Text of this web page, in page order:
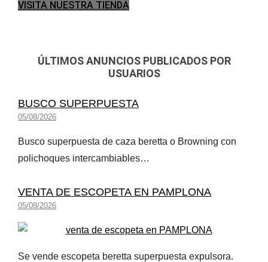
VISITA NUESTRA TIENDA
ÚLTIMOS ANUNCIOS PUBLICADOS POR
USUARIOS
BUSCO SUPERPUESTA
05/08/2026
Busco superpuesta de caza beretta o Browning con
polichoques intercambiables…
VENTA DE ESCOPETA EN PAMPLONA
05/08/2026
Se vende escopeta beretta superpuesta expulsora.